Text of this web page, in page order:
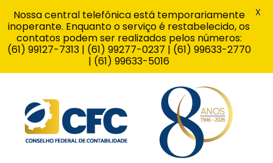
Nossa central telefônica está temporariamente
inoperante. Enquanto o serviço é restabelecido, os
contatos podem ser realizados pelos números:
(61) 99127-7313 | (61) 99277-0237 | (61) 99633-2770
| (61) 99633-5016
X